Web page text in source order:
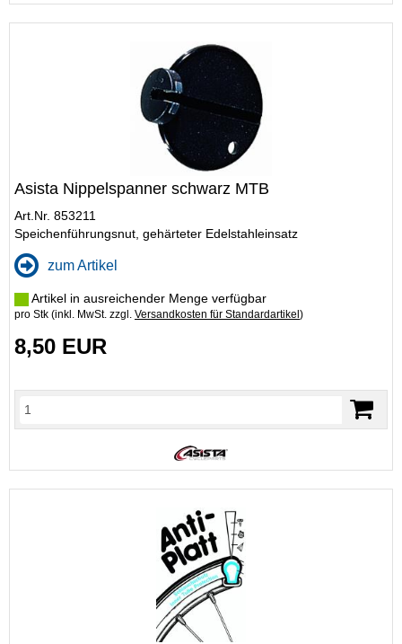
Asista Nippelspanner schwarz MTB
Art.Nr. 853211
Speichenführungsnut, gehärteter Edelstahleinsatz
zum Artikel
Artikel in ausreichender Menge verfügbar
pro Stk (inkl. MwSt. zzgl. Versandkosten für Standardartikel )
8,50 EUR